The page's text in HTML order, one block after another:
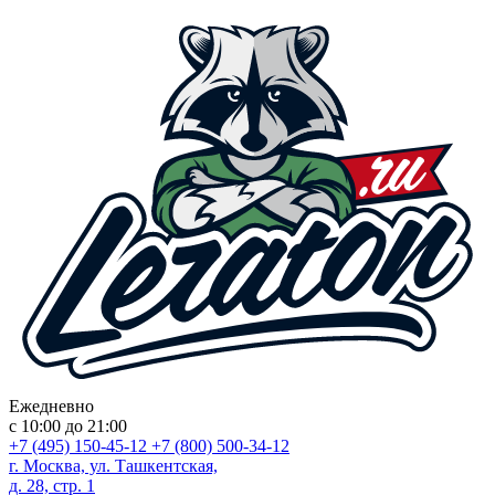
Ежедневно
с 10:00 до 21:00
+7 (495) 150-45-12 +7 (800) 500-34-12
г. Москва, ул. Ташкентская,
д. 28, стр. 1